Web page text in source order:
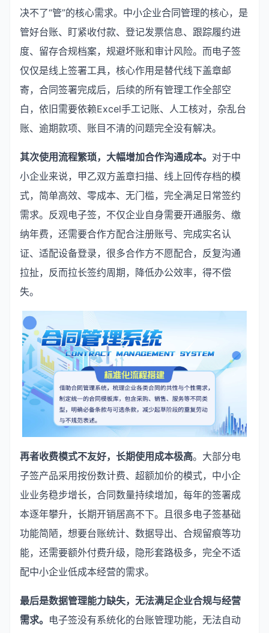
决不了“管”的核心需求。中小企业合同管理的核心，是
管好台账、盯紧收付款、登记发票信息、跟踪履约进
度、留存合规档案，规避坏账和审计风险。而电子签
仅仅是线上签署工具，核心作用是替代线下盖章邮
寄，合同签署完成后，后续的所有管理工作全部空
白，依旧需要依赖Excel手工记账、人工核对，杂乱台
账、逾期款项、账目不清的问题完全没有解决。
其次使用流程繁琐，大幅增加合作沟通成本。 对于中
小企业来说，甲乙双方盖章扫描、线上回传存档的模
式，简单高效、零成本、无门槛，完全满足日常签约
需求。反观电子签，不仅企业自身需要开通服务、缴
纳年费，还需要合作方配合注册账号、完成实名认
证、适配设备登录，很多合作方不愿配合，反复沟通
拉扯，反而拉长签约周期，降低办公效率，得不偿
失。
再者收费模式不友好，长期使用成本极高。大部分电
子签产品采用按份数计费、超额加价的模式，中小企
业业务稳步增长，合同数量持续增加，每年的签署成
本逐年攀升，长期开销居高不下。且很多电子签基础
功能简陋，想要台账统计、数据导出、合规留痕等功
能，还需要额外付费升级，隐形套路极多，完全不适
配中小企业低成本经营的需求。
最后是数据管理能力缺失，无法满足企业合规与经营
需求。 电子签没有系统化的台账管理功能，无法自动